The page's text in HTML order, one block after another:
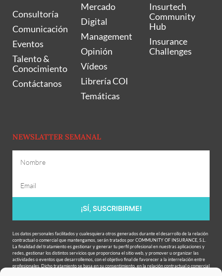
Consultoría
Comunicación
Eventos
Talento &
Conocimiento
Contáctanos
Mercado
Digital
Management
Opinión
Vídeos
Librería COI
Temáticas
Insurtech
Community
Hub
Insurance
Challenges
NEWSLATTER SEMANAL
¡SÍ, SUSCRIBIRME!
Los datos personales facilitados y cualesquiera otros generados durante el desarrollo de la relación
contractual o comercial que mantengamos, serán tratados por COMMUNITY OF INSURANCE, S.L.
La finalidad del tratamiento es gestionar y generar tu perfil profesional en nuestras aplicaciones y
redes, gestionar los distintos servicios que proporciona el sitio web, y promover u organizar las
actividades o eventos que desarrollemos, con el objetivo final de favorecer a la interrelación entre
profesionales. Dicho tratamiento se basa en su consentimiento, en la relación contractual o comercial